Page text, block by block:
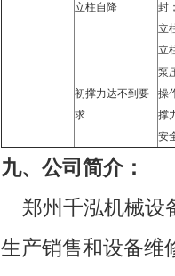
立柱自降
封
立
立
初撑力达不到要
求
泵
操
撑
安
九、 公司简介：
郑州千泓机械设
生产销售和设备维